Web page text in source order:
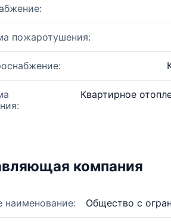
пожаротушения:
Квартирное
компания
наименование: Общество с